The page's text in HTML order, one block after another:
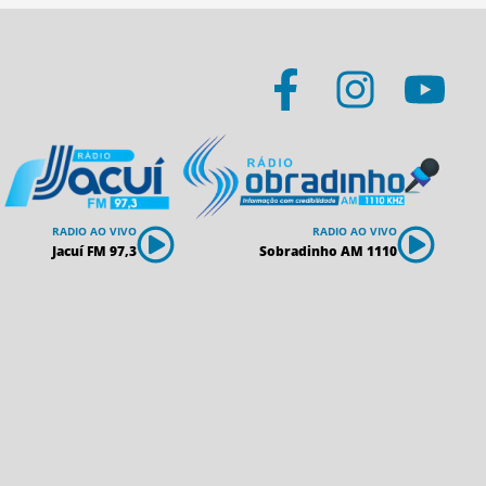
RADIO AO VIVO
Jacuí FM 97,3
RADIO AO VIVO
Sobradinho AM 1110